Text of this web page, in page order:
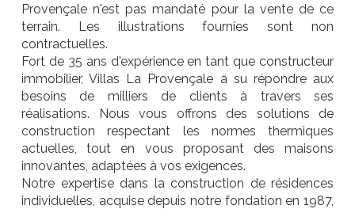
Provençale n'est pas mandaté pour la vente de ce
terrain. Les illustrations fournies sont non
contractuelles.
Fort de 35 ans d'expérience en tant que constructeur
immobilier, Villas La Provençale a su répondre aux
besoins de milliers de clients à travers ses
réalisations. Nous vous offrons des solutions de
construction respectant les normes thermiques
actuelles, tout en vous proposant des maisons
innovantes, adaptées à vos exigences.
Notre expertise dans la construction de résidences
individuelles, acquise depuis notre fondation en 1987,